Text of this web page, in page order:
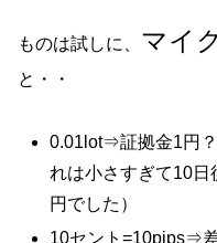
ものは試しに、 マイ
と・・
0.01lot⇒証拠金1円
れは小さすぎて10日
円でした）
10セント=10pips⇒